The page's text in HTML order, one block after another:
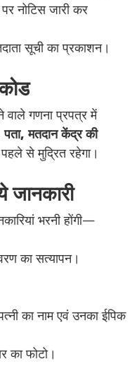
नोटिस जारी कर
सूची का प्रकाशन।
वाले गणना प्रपत्र में
मतदान केंद्र की
से मुद्रित रहेगा।
जानकारी
भरनी होंगी—
का सत्यापन।
का नाम एवं उनका ईपिक
का फोटो।